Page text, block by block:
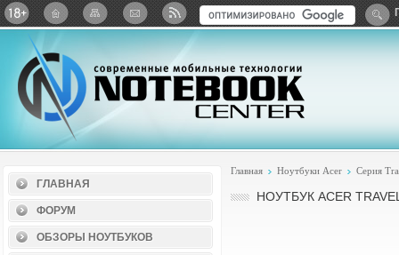
Twitter ВКонтактеGoogle+Яндекс: Каталог
ГЛАВНАЯ
ФОРУМ
ОБЗОРЫ НОУТБУКОВ
Главная Ноутбуки Acer Серия
НОУТБУК ACER